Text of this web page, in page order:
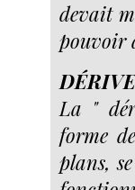
devait
pouvoir
La "
forme
plans,